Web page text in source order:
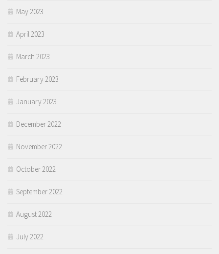
May 2023
April 2023
March 2023
February 2023
January 2023
December 2022
November 2022
October 2022
September 2022
August 2022
July 2022